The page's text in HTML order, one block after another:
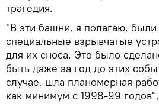
трагедия.
"В эти башни, я полагаю,
специальные взрывчатые
для их сноса. Это было
быть даже за год до этих
случае, шла планомерная
как минимум с 1998-99